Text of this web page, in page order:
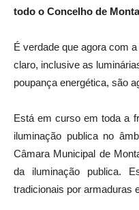
todo o Concelho de
É verdade que agora com
claro, inclusive as
poupança energética, são
Está em curso em toda a
iluminação publica no
Câmara Municipal de
da iluminação publica.
tradicionais por armaduras